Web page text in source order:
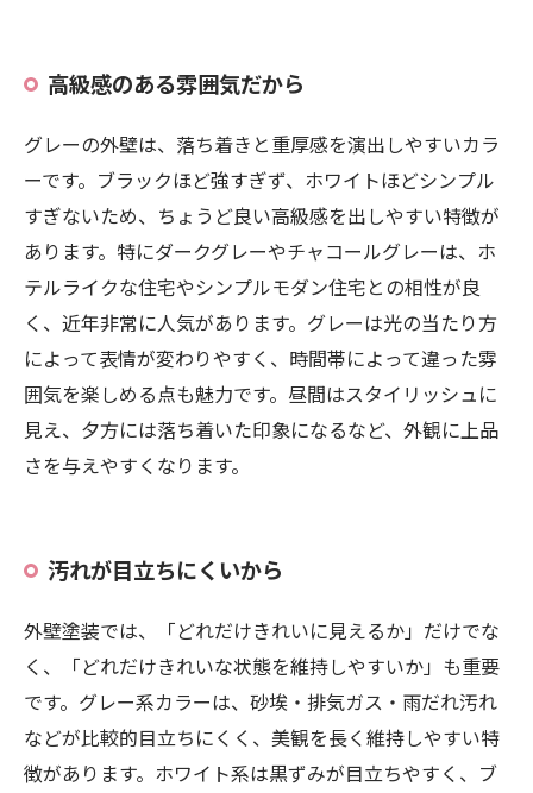
高級感のある雰囲気だから
グレーの外壁は、落ち着きと重厚感を演出しやすいカラ
ーです。ブラックほど強すぎず、ホワイトほどシンプル
すぎないため、ちょうど良い高級感を出しやすい特徴が
あります。特にダークグレーやチャコールグレーは、ホ
テルライクな住宅やシンプルモダン住宅との相性が良
く、近年非常に人気があります。グレーは光の当たり方
によって表情が変わりやすく、時間帯によって違った雰
囲気を楽しめる点も魅力です。昼間はスタイリッシュに
見え、夕方には落ち着いた印象になるなど、外観に上品
さを与えやすくなります。
汚れが目立ちにくいから
外壁塗装では、「どれだけきれいに見えるか」だけでな
く、「どれだけきれいな状態を維持しやすいか」も重要
です。グレー系カラーは、砂埃・排気ガス・雨だれ汚れ
などが比較的目立ちにくく、美観を長く維持しやすい特
徴があります。ホワイト系は黒ずみが目立ちやすく、ブ